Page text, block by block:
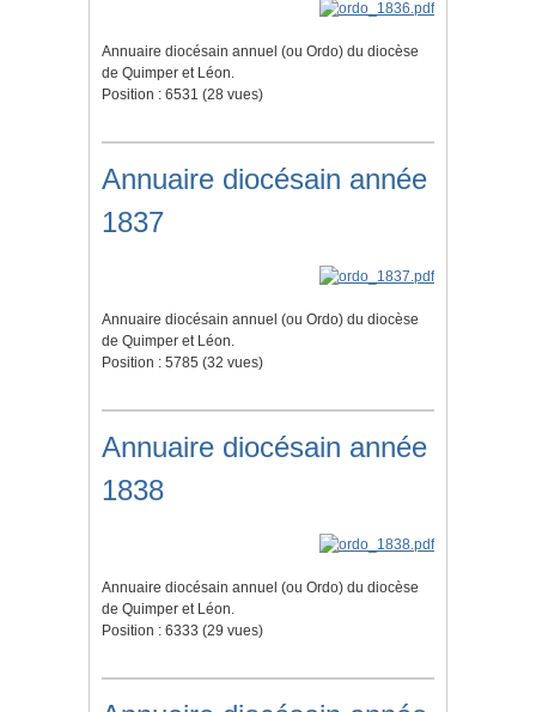
Annuaire diocésain annuel (ou Ordo) du diocèse
de Quimper et Léon.
Position : 6531 (28 vues)
Annuaire diocésain année
1837
Annuaire diocésain annuel (ou Ordo) du diocèse
de Quimper et Léon.
Position : 5785 (32 vues)
Annuaire diocésain année
1838
Annuaire diocésain annuel (ou Ordo) du diocèse
de Quimper et Léon.
Position : 6333 (29 vues)